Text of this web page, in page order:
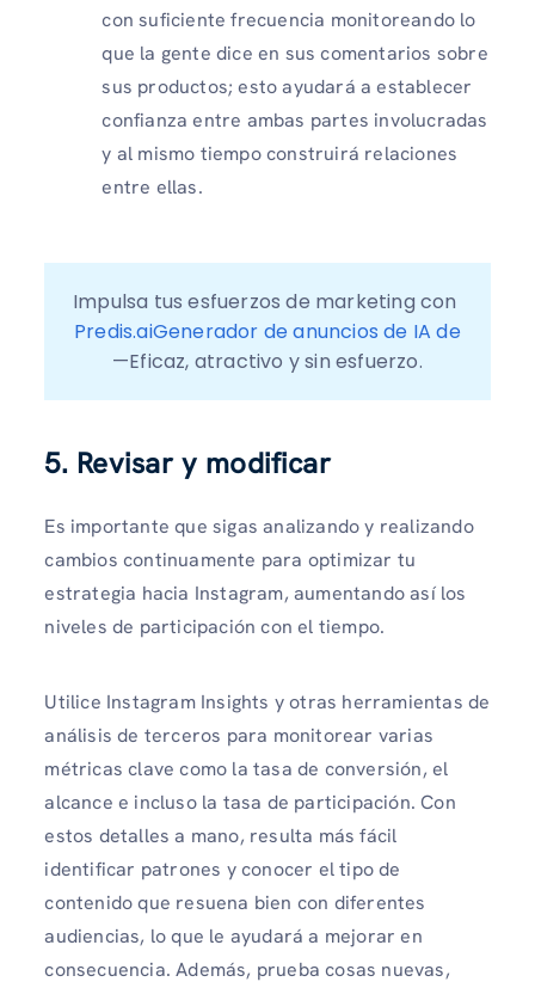
con suficiente frecuencia monitoreando lo
que la gente dice en sus comentarios sobre
sus productos; esto ayudará a establecer
confianza entre ambas partes involucradas
y al mismo tiempo construirá relaciones
entre ellas.
Predis.aiGenerador de anuncios de IA de
—Eficaz, atractivo y sin esfuerzo.
5. Revisar y modificar
Es importante que sigas analizando y realizando
cambios continuamente para optimizar tu
estrategia hacia Instagram, aumentando así los
niveles de participación con el tiempo.
Utilice Instagram Insights y otras herramientas de
análisis de terceros para monitorear varias
métricas clave como la tasa de conversión, el
alcance e incluso la tasa de participación. Con
estos detalles a mano, resulta más fácil
identificar patrones y conocer el tipo de
contenido que resuena bien con diferentes
audiencias, lo que le ayudará a mejorar en
consecuencia. Además, prueba cosas nuevas,